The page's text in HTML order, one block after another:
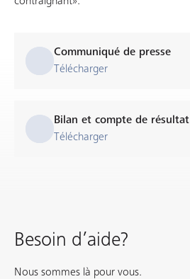
Communiqué de presse
Télécharger
Bilan et compte de résultat
Télécharger
Besoin d’aide?
Nous sommes là pour vous.